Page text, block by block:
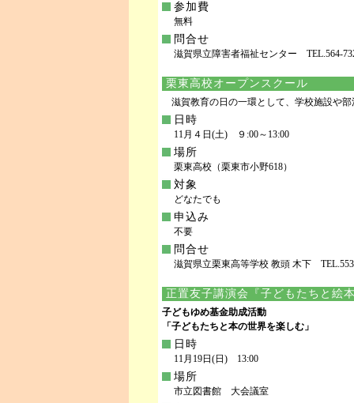
参加費
無料
問合せ
滋賀県立障害者福祉センター TEL.564-
栗東高校オープンスクール
滋賀教育の日の一環として、学校施設や
日時
11月４日(土) ９:00～13:00
場所
栗東高校（栗東市小野618）
対象
どなたでも
申込み
不要
問合せ
滋賀県立栗東高等学校 教頭 木下
正置友子講演会『子どもたちと絵
子どもゆめ基金助成活動
「子どもたちと本の世界を楽しむ」
日時
11月19日(日) 13:00
場所
市立図書館 大会議室